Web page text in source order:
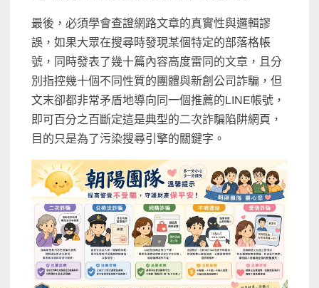
最後，必須學會查證網路文章的真實性與邏輯謬
誤，如果大眾在搜尋時發現某個特定的部落格帳
號，同時發表了幾十篇內容高度雷同的文章，且分
別指控幾十個不同性質的團體與新創公司詐騙，但
文末卻都非常矛盾地導向同一個推薦的LINE帳號，
即可百分之百斷定這是典型的二次詐騙陷阱網頁，
目的只是為了污染搜尋引擎的關鍵字。